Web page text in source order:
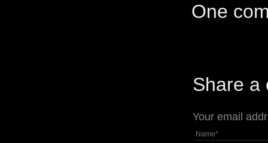
One
Share a
Your email